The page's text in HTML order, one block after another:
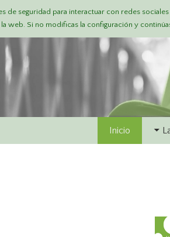
Inicio
de seguridad para interactuar con redes
la web. Si no modificas la configuración y